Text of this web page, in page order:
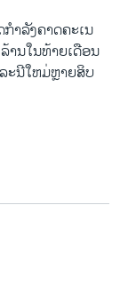
າລັງຄາດຄະເນ
ານໃນທ້າຍເດືອນ
ະນີໃຫມ່ຫຼາຍສິບ